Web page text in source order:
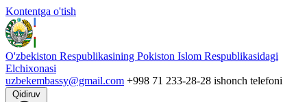
Kontentga o'tish
O'zbekiston Respublikasining Pokiston Islom Respublikasidagi
Elchixonasi
uzbekembassy@gmail.com +998 71 233-28-28 ishonch telefoni
Qidiruv